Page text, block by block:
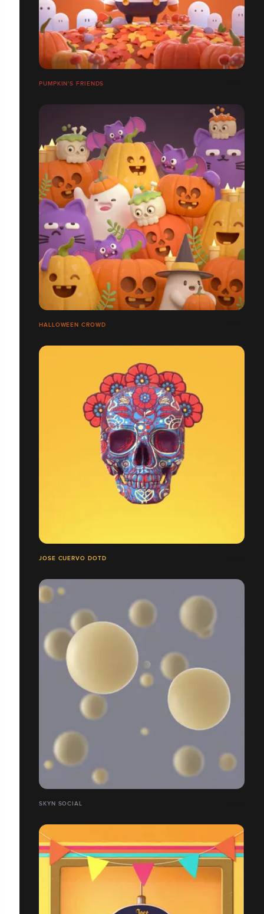
PUMPKIN'S FRIENDS
HALLOWEEN CROWD
JOSE CUERVO DOTD
SKYN SOCIAL